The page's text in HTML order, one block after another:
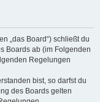
„das Board“) schließt du
Boards ab (im Folgenden
Regelungen
bist, so darfst du
des Boards gelten